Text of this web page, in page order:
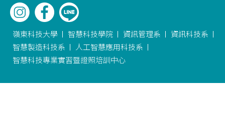
嶺東科技大學 智慧科技學院 資訊管理系
資訊科技系
智慧製造科技系
人工智慧應用科技系
智慧科技專業實習暨證照培訓中心